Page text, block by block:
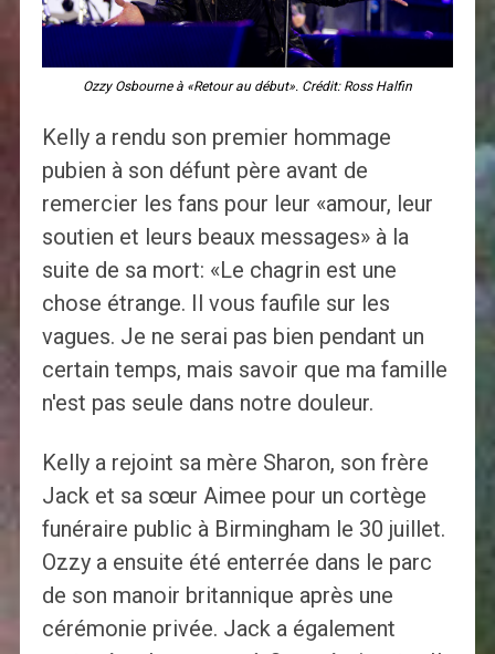
Ozzy Osbourne à «Retour au début». Crédit: Ross Halfin
Kelly a rendu son premier hommage
pubien à son défunt père avant de
remercier les fans pour leur «amour, leur
soutien et leurs beaux messages» à la
suite de sa mort: «Le chagrin est une
chose étrange. Il vous faufile sur les
vagues. Je ne serai pas bien pendant un
certain temps, mais savoir que ma famille
n'est pas seule dans notre douleur.
Kelly a rejoint sa mère Sharon, son frère
Jack et sa sœur Aimee pour un cortège
funéraire public à Birmingham le 30 juillet.
Ozzy a ensuite été enterrée dans le parc
de son manoir britannique après une
cérémonie privée. Jack a également